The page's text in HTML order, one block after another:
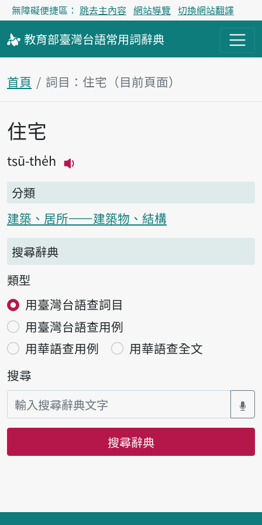
無障礙便捷區： 跳去主內容 網站導覽 切換網站翻譯
教育部臺灣台語常用詞辭典
首頁 詞目：住宅（目前頁面）
主內容區塊
住宅
tsū-the̍h
分類
建築、居所——建築物、結構
搜尋辭典
類型
用臺灣台語查詞目
用臺灣台語查用例
用華語查用例
用華語查全文
搜尋
搜尋辭典